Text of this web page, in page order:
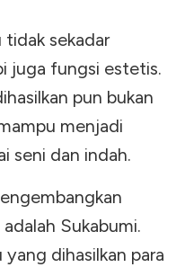
tidak sekadar
juga fungsi estetis.
pun bukan
menjadi
seni dan indah.
Sukabumi.
dihasilkan para